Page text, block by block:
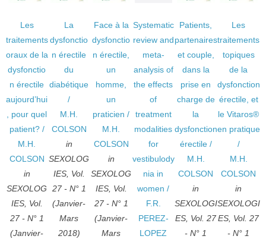
Les
traitements
oraux de la
dysfonctio
n érectile
aujourd’hui
, pour quel
patient?/
M.H.
COLSON
in
SEXOLOG
IES, Vol.
27 - N° 1
(Janvier-
La
dysfonctio
n érectile
du
diabétique
/
M.H.
COLSON
in
SEXOLOG
IES, Vol.
27 - N° 1
(Janvier-
Mars
2018)
Face à la
dysfonctio
n érectile,
un
homme,
un
praticien /
M.H.
COLSON
in
SEXOLOG
IES, Vol.
27 - N° 1
(Janvier-
Mars
Systematic
review and
meta-
analysis of
the effects
of
treatment
modalities
for
vestibulody
nia in
women /
F.R.
PEREZ-
LOPEZ
Patients,
partenaires
et couple,
dans la
prise en
charge de
la
dysfonction
érectile/
M.H.
COLSON
in
SEXOLOGI
ES, Vol. 27
- N° 1
Les
traitements
topiques
de la
dysfonction
érectile, et
le Vitaros®
en pratique
/
M.H.
COLSON
in
SEXOLOGI
ES, Vol. 27
- N° 1